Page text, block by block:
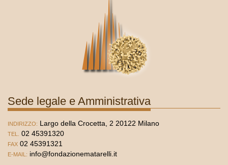
Sede legale e Amministrativa
INDIRIZZO: Largo della Crocetta, 2 20122 Milano
TEL. 02 45391320
FAX 02 45391321
E-MAIL: info@fondazionematarelli.it